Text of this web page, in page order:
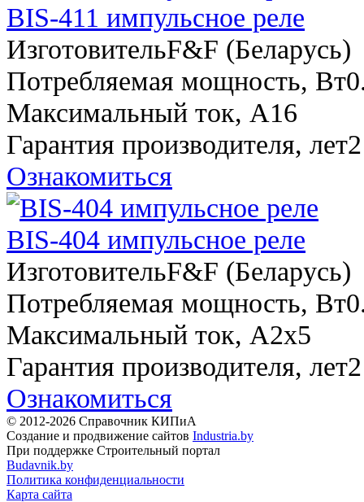
BIS-411 импульсное реле
ИзготовительF&F (Беларусь)
Потребляемая мощность, Вт
Максимальный ток, A16
Гарантия производителя, лет2
Ознакомиться
BIS-404 импульсное реле
ИзготовительF&F (Беларусь)
Потребляемая мощность, Вт
Максимальный ток, A2х5
Гарантия производителя, лет2
Ознакомиться
© 2012-2026 Справочник КИПиА
Создание и продвижение сайтов Industria.by
При поддержке Строительный портал
Budavnik.by
Политика конфиденциальности
Карта сайта